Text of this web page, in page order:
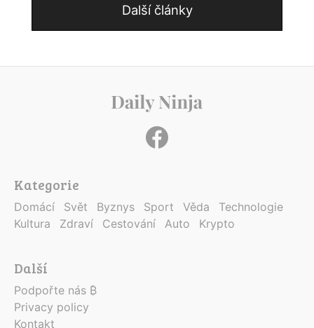
Další články
Kategorie
Domácí Svět Byznys Sport Věda
Technologie
Kultura
Zdraví Cestování Auto Krypto
Další
Podpořte nás ₿
Privacy policy
Kontakt